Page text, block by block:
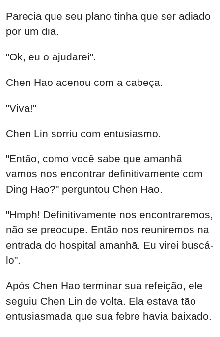
Chen Hao acenou com a cabeça.
"Viva!"
Chen Lin sorriu com entusiasmo.
"Então, como você sabe que amanhã
vamos nos encontrar definitivamente com
Ding Hao?" perguntou Chen Hao.
"Hmph! Definitivamente nos encontraremos,
não se preocupe. Então nos reuniremos na
entrada do hospital amanhã. Eu virei buscá-
lo".
Após Chen Hao terminar sua refeição, ele
seguiu Chen Lin de volta. Ela estava tão
entusiasmada que sua febre havia baixado.